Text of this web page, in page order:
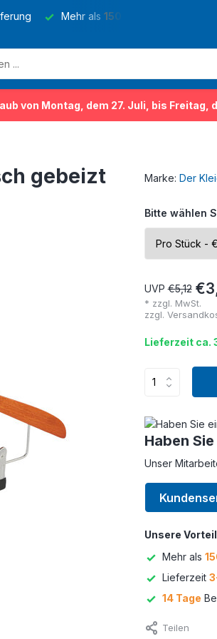
Mehr als 150 Sorten
von Montag, dem 27. Juli, bis Freitag,
gebeizt
Marke: Der
Bitte wählen
UVP€5,12
* zzgl. MwSt.
zzgl.
Lieferzeit ca.
Haben
Unser
Unsere
Mehr als
Lieferzeit
14 Tage
Teilen